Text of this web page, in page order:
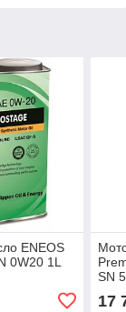
ENEOS
0W20 1L
SN
17